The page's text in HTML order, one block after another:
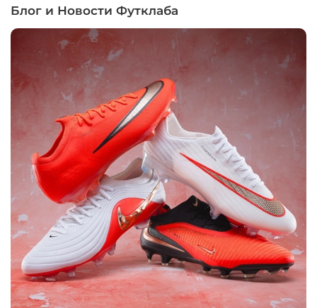
Блог и Новости Футклаба